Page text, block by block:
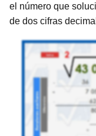
el número que
de dos cifras